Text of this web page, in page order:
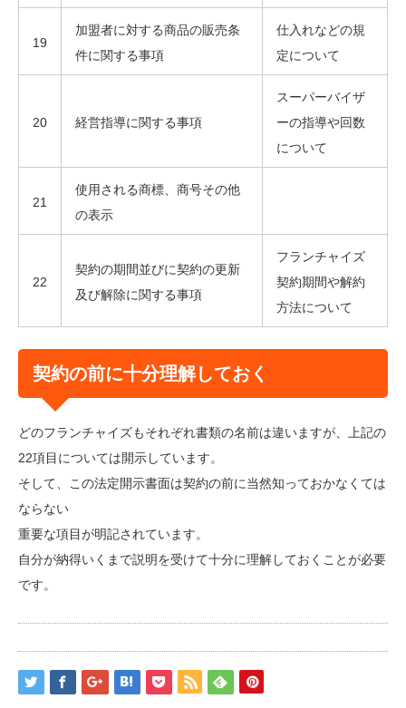
19
加盟者に対する商品の販売条
件に関する事項
仕入れなどの規
定について
20 経営指導に関する事項
スーパーバイザ
ーの指導や回数
について
21
使用される商標、商号その他
の表示
22
契約の期間並びに契約の更新
及び解除に関する事項
フランチャイズ
契約期間や解約
方法について
契約の前に十分理解しておく
どのフランチャイズもそれぞれ書類の名前は違いますが、上記の
22項目については開示しています。
そして、この法定開示書面は契約の前に当然知っておかなくては
ならない
重要な項目が明記されています。
自分が納得いくまで説明を受けて十分に理解しておくことが必要
です。